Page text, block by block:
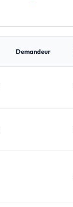
Demandeur